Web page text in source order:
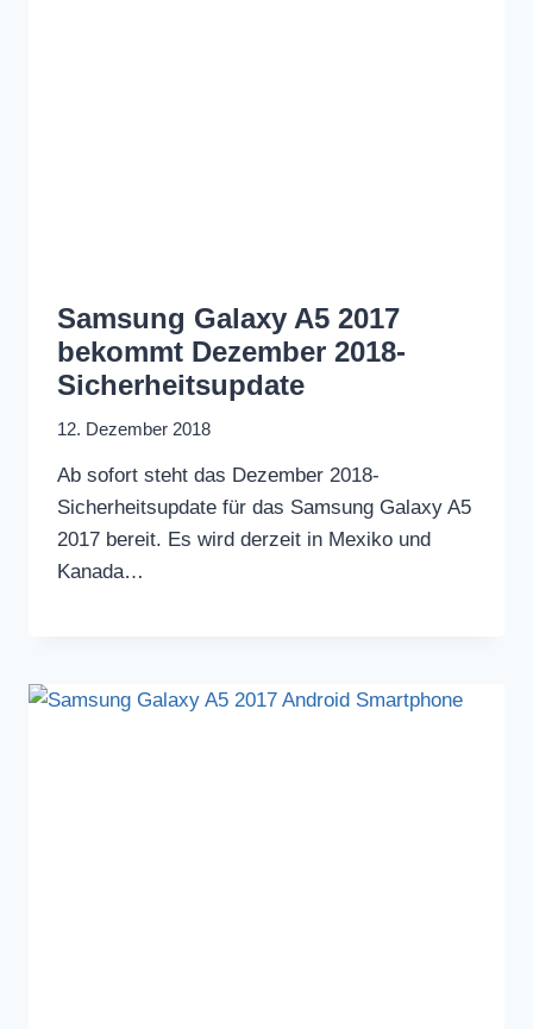
Samsung Galaxy A5 2017
bekommt Dezember 2018-
Sicherheitsupdate
12. Dezember 2018
Ab sofort steht das Dezember 2018-
Sicherheitsupdate für das Samsung Galaxy A5
2017 bereit. Es wird derzeit in Mexiko und
Kanada…